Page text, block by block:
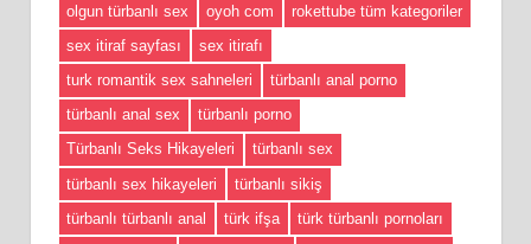
olgun türbanlı sex
oyoh com
rokettube tüm kategoriler
sex itiraf sayfası
sex itirafı
turk romantik sex sahneleri
türbanlı anal porno
türbanlı anal sex
türbanlı porno
Türbanlı Seks Hikayeleri
türbanlı sex
türbanlı sex hikayeleri
türbanlı sikiş
türbanlı türbanlı anal
türk ifşa türk türbanlı pornoları